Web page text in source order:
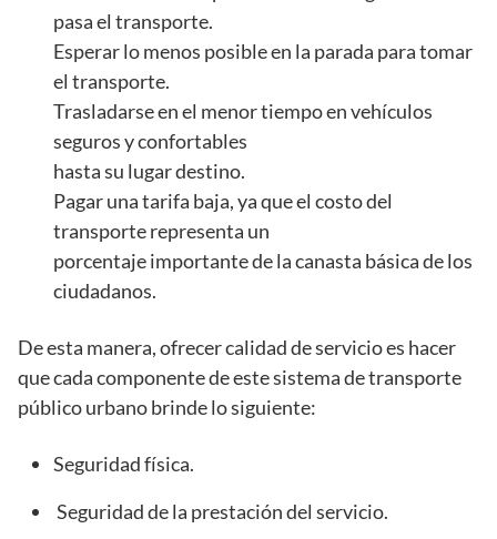
pasa el transporte.
Esperar lo menos posible en la parada para tomar
el transporte.
Trasladarse en el menor tiempo en vehículos
seguros y confortables
hasta su lugar destino.
Pagar una tarifa baja, ya que el costo del
transporte representa un
porcentaje importante de la canasta básica de los
ciudadanos.
De esta manera, ofrecer calidad de servicio es hacer
que cada componente de este sistema de transporte
público urbano brinde lo siguiente:
Seguridad física.
Seguridad de la prestación del servicio.